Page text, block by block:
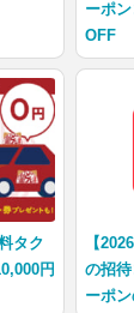
ーポ
OFF
タク
円
【
の招
ーポ